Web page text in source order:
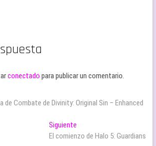
conectado para publicar un comentario.
Combate de Divinity: Original Sin – Enhanced
Siguiente
siguiente:
El comienzo de Halo 5: Guardians